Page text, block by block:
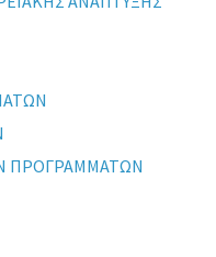
ΠΡΟΓΡΑΜΜΑΤΩΝ